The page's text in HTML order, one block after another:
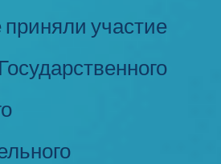
приняли участие